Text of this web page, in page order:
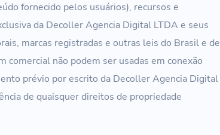
fornecido pelos usuários), recursos e
da Decoller Agencia Digital LTDA e seus
marcas registradas e outras leis do Brasil e de
comercial não podem ser usadas em conexão
prévio por escrito da Decoller Agencia Digital
de quaisquer direitos de propriedade